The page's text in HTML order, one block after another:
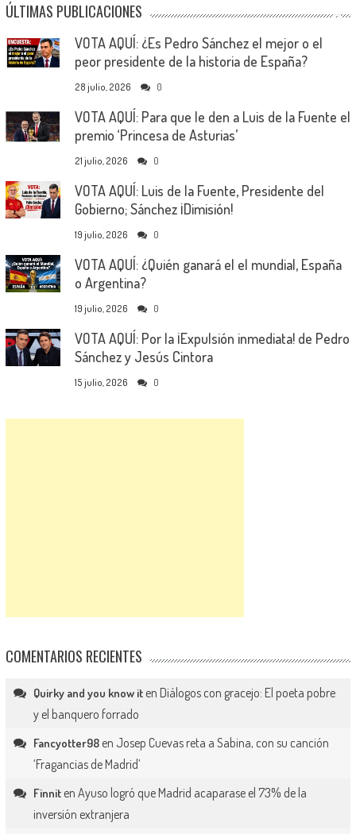
ÚLTIMAS PUBLICACIONES
VOTA AQUÍ: ¿Es Pedro Sánchez el mejor o el
peor presidente de la historia de España?
28 julio, 2026 0
VOTA AQUÍ: Para que le den a Luis de la Fuente el
premio ‘Princesa de Asturias’
21 julio, 2026 0
VOTA AQUÍ: Luis de la Fuente, Presidente del
Gobierno; Sánchez ¡Dimisión!
19 julio, 2026 0
VOTA AQUÍ: ¿Quién ganará el el mundial, España
o Argentina?
19 julio, 2026 0
VOTA AQUÍ: Por la ¡Expulsión inmediata! de Pedro
Sánchez y Jesús Cintora
15 julio, 2026 0
COMENTARIOS RECIENTES
Quirky and you know iten Diálogos con gracejo: El poeta pobre
y el banquero forrado
Fancyotter98en Josep Cuevas reta a Sabina, con su canción
‘Fragancias de Madrid’
Finniten Ayuso logró que Madrid acaparase el 73% de la
inversión extranjera